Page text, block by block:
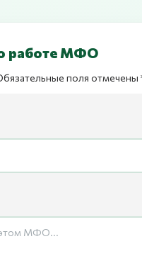
работе МФО
поля отмечены